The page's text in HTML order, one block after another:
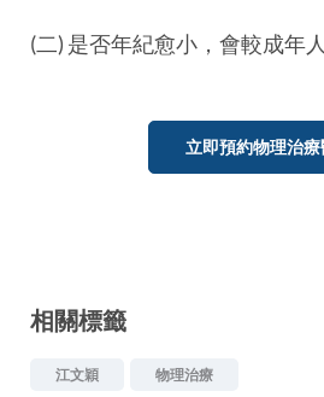
(二) 是否年紀愈小，會較成年
立即預約物理治療
相關標籤
江文穎 物理治療